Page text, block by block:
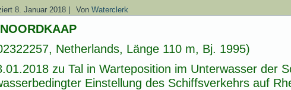
8. Januar 2018 Von Waterclerk
Netherlands, Länge 110 m, Bj. 1995)
zu Tal in Warteposition im Unterwasser der
Einstellung des Schiffsverkehrs auf